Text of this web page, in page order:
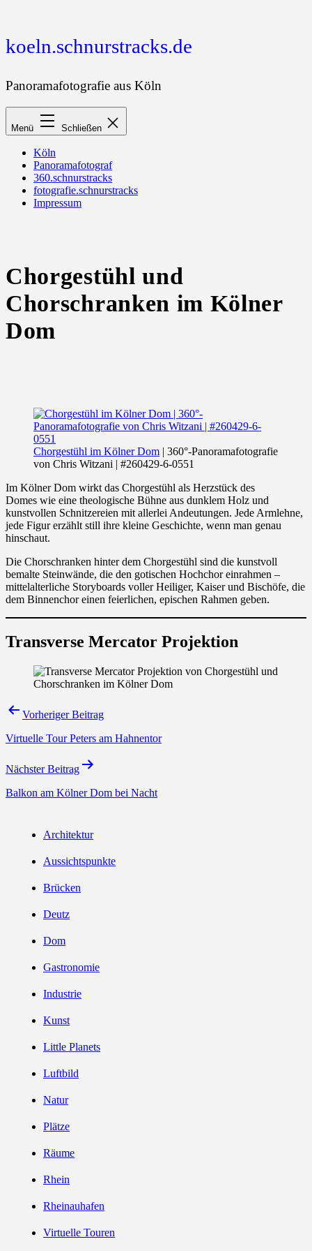
koeln.schnurstracks.de
Panoramafotografie aus Köln
Menü Schließen
Köln
Panoramafotograf
360.schnurstracks
fotografie.schnurstracks
Impressum
Chorgestühl und
Chorschranken im Kölner
Dom
Chorgestühl im Kölner Dom | 360°-Panoramafotografie
von Chris Witzani | #260429-6-0551
Im Kölner Dom wirkt das Chorgestühl als Herzstück des
Domes wie eine theologische Bühne aus dunklem Holz und
kunstvollen Schnitzereien mit allerlei Andeutungen. Jede Armlehne,
jede Figur erzählt still ihre kleine Geschichte, wenn man genau
hinschaut.
Die Chorschranken hinter dem Chorgestühl sind die kunstvoll
bemalte Steinwände, die den gotischen Hochchor einrahmen –
mittelalterliche Storyboards voller Heiliger, Kaiser und Bischöfe, die
dem Binnenchor einen feierlichen, epischen Rahmen geben.
Transverse Mercator Projektion
Beitragsnavigation
Vorheriger Beitrag
Virtuelle Tour Peters am Hahnentor
Nächster Beitrag
Balkon am Kölner Dom bei Nacht
Architektur
Aussichtspunkte
Brücken
Deutz
Dom
Gastronomie
Industrie
Kunst
Little Planets
Luftbild
Natur
Plätze
Räume
Rhein
Rheinauhafen
Virtuelle Touren